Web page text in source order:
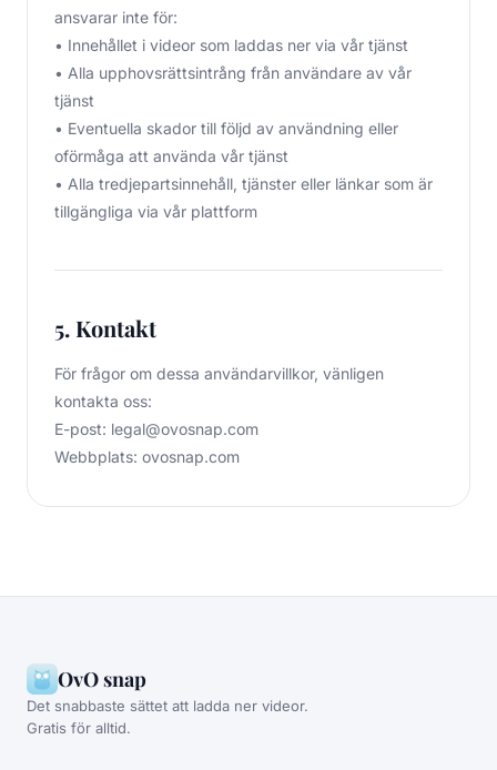
ansvarar inte för:
• Innehållet i videor som laddas ner via vår tjänst
• Alla upphovsrättsintrång från användare av vår
tjänst
• Eventuella skador till följd av användning eller
oförmåga att använda vår tjänst
• Alla tredjepartsinnehåll, tjänster eller länkar som är
tillgängliga via vår plattform
5. Kontakt
För frågor om dessa användarvillkor, vänligen
kontakta oss:
E-post: legal@ovosnap.com
Webbplats: ovosnap.com
OvO snap
Det snabbaste sättet att ladda ner videor.
Gratis för alltid.